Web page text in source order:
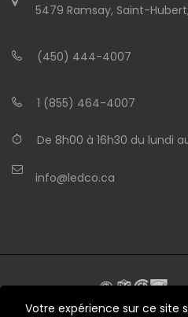
5479 Ramsay, Saint-Hubert,
(450) 444-4007
1 (855) 464-4007
De 8h00 à 16h30 du lundi
info@ledco.ca
Votre expérience sur ce site